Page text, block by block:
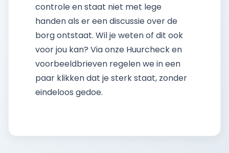
controle en staat niet met lege
handen als er een discussie over de
borg ontstaat. Wil je weten of dit ook
voor jou kan? Via onze Huurcheck en
voorbeeldbrieven regelen we in een
paar klikken dat je sterk staat, zonder
eindeloos gedoe.